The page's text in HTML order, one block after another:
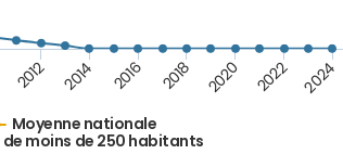
Moyenne nationale
de moins de 250 habitants
2012 2014 2016 2018 2020 2022 2024